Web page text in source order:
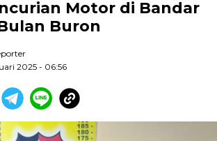
Motor di Bandar
Buron
2025 - 06:56